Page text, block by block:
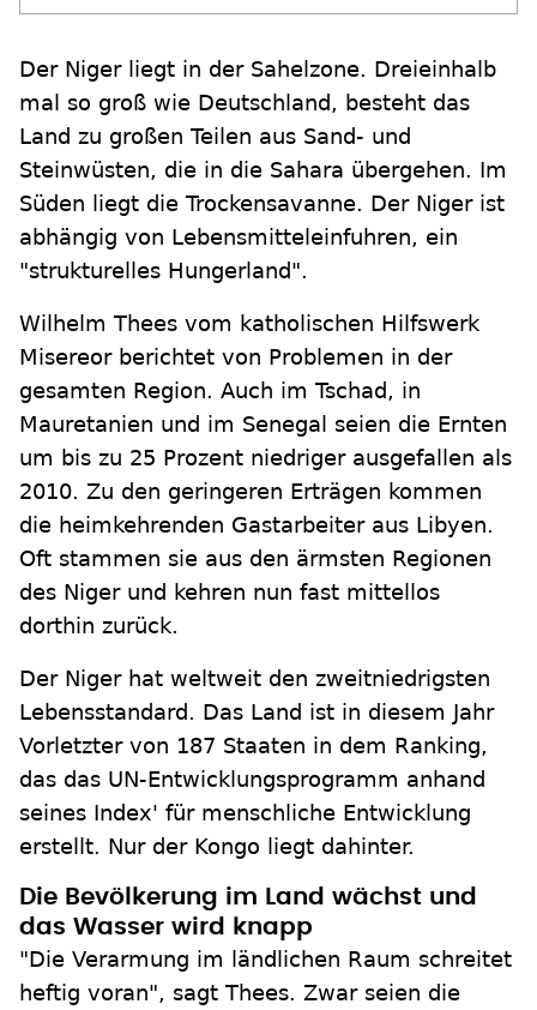
Der Niger liegt in der Sahelzone. Dreieinhalb
mal so groß wie Deutschland, besteht das
Land zu großen Teilen aus Sand- und
Steinwüsten, die in die Sahara übergehen. Im
Süden liegt die Trockensavanne. Der Niger ist
abhängig von Lebensmitteleinfuhren, ein
"strukturelles Hungerland".
Wilhelm Thees vom katholischen Hilfswerk
Misereor berichtet von Problemen in der
gesamten Region. Auch im Tschad, in
Mauretanien und im Senegal seien die Ernten
um bis zu 25 Prozent niedriger ausgefallen als
2010. Zu den geringeren Erträgen kommen
die heimkehrenden Gastarbeiter aus Libyen.
Oft stammen sie aus den ärmsten Regionen
des Niger und kehren nun fast mittellos
dorthin zurück.
Der Niger hat weltweit den zweitniedrigsten
Lebensstandard. Das Land ist in diesem Jahr
Vorletzter von 187 Staaten in dem Ranking,
das das UN-Entwicklungsprogramm anhand
seines Index' für menschliche Entwicklung
erstellt. Nur der Kongo liegt dahinter.
Die Bevölkerung im Land wächst und
das Wasser wird knapp
"Die Verarmung im ländlichen Raum schreitet
heftig voran", sagt Thees. Zwar seien die